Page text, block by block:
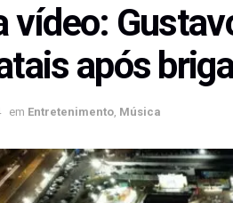
vídeo:
após
em Entretenimento Música